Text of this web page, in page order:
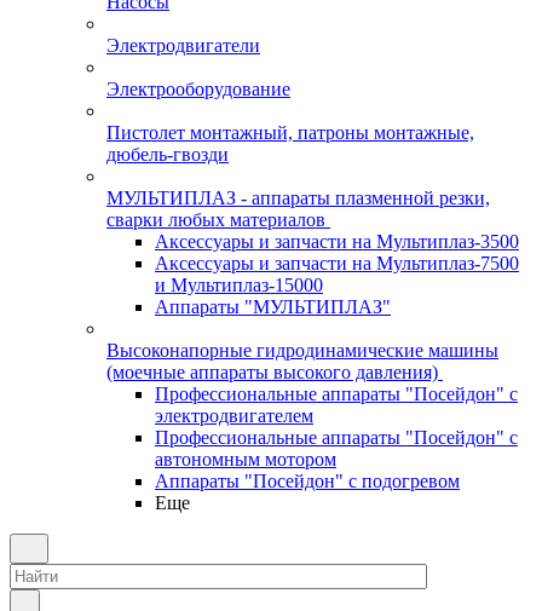
Электродвигатели
Электрооборудование
Пистолет монтажный, патроны монтажные,
дюбель-гвозди
МУЛЬТИПЛАЗ - аппараты плазменной резки,
сварки любых материалов
Аксессуары и запчасти на Мультиплаз-3500
Аксессуары и запчасти на Мультиплаз-7500
и Мультиплаз-15000
Аппараты "МУЛЬТИПЛАЗ"
Высоконапорные гидродинамические машины
(моечные аппараты высокого давления)
Профессиональные аппараты "Посейдон" с
электродвигателем
Профессиональные аппараты "Посейдон" с
автономным мотором
Аппараты "Посейдон" с подогревом
Еще